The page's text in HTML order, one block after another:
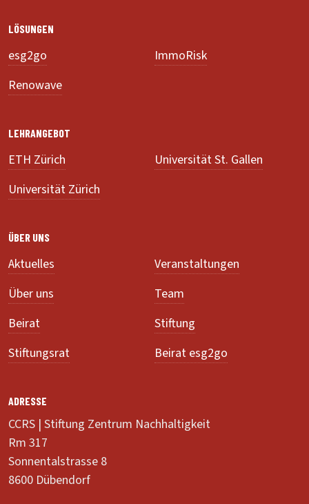
LÖSUNGEN
esg2go
ImmoRisk
Renowave
LEHRANGEBOT
ETH Zürich
Universität St. Gallen
Universität Zürich
ÜBER UNS
Aktuelles
Veranstaltungen
Über uns
Team
Beirat
Stiftung
Stiftungsrat
Beirat esg2go
ADRESSE
CCRS | Stiftung Zentrum Nachhaltigkeit
Rm 317
Sonnentalstrasse 8
8600 Dübendorf